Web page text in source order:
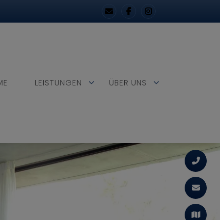
LEISTUNGEN ÜBER UNS